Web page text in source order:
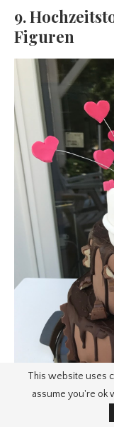
9.
Figuren
This website uses
assume you're ok